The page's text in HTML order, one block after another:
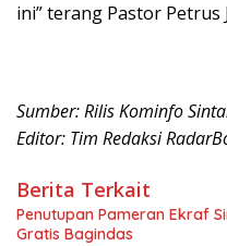
ini” terang Pastor Petrus
Sumber: Rilis Kominfo
Editor: Tim Redaksi
Berita Terkait
Penutupan Pameran Ekraf
Gratis Bagindas